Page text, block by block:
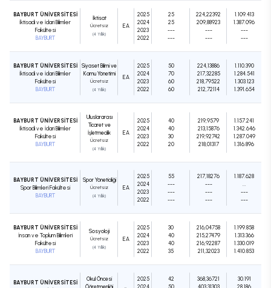
BAYBURT ÜNİVERSİTESİ
İktisadi ve İdari Bilimler
Fakültesi
BAYBURT
İktisat
Ücretsiz
(4 Yıllık)
EA
2025
2024
2023
2022
25
25
---
---
224,22392
209,88923
---
---
1.109.413
1.387.096
---
---
BAYBURT ÜNİVERSİTESİ
İktisadi ve İdari Bilimler
Fakültesi
BAYBURT
Siyaset Bilimi ve
Kamu Yönetimi
Ücretsiz
(4 Yıllık)
EA
2025
2024
2023
2022
50
70
60
60
224,13886
217,32285
218,79522
212,72114
1.110.390
1.284.541
1.303.123
1.391.654
BAYBURT ÜNİVERSİTESİ
İktisadi ve İdari Bilimler
Fakültesi
BAYBURT
Uluslararası
Ticaret ve
İşletmecilik
Ücretsiz
(4 Yıllık)
EA
2025
2024
2023
2022
40
40
30
20
219,9579
213,15876
219,92742
218,01317
1.157.241
1.342.646
1.287.049
1.316.896
BAYBURT ÜNİVERSİTESİ
Spor Bilimleri Fakültesi
BAYBURT
Spor Yöneticiliği
Ücretsiz
(4 Yıllık)
EA
2025
2024
2023
2022
55
---
---
---
217,18276
---
---
---
1.187.628
---
---
BAYBURT ÜNİVERSİTESİ
İnsan ve Toplum Bilimleri
Fakültesi
BAYBURT
Sosyoloji
Ücretsiz
(4 Yıllık)
EA
2025
2024
2023
2022
30
40
40
35
216,04758
215,27479
216,92287
211,32023
1.199.858
1.313.366
1.330.019
1.410.853
BAYBURT ÜNİVERSİTESİ
Okul Öncesi
Öğretmenliği
2025
2024
42
50
368,36721
403,31303
30.191
28.186